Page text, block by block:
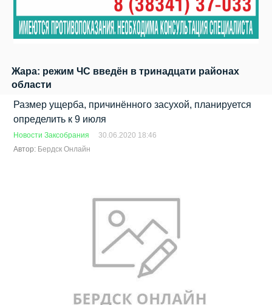
Жара: режим ЧС введён в тринадцати районах
области
Размер ущерба, причинённого засухой, планируется
определить к 9 июля
Новости Заксобрания
30.06.2020 18:46
Автор: Бердск Онлайн